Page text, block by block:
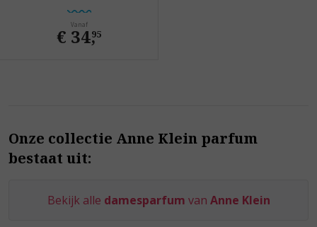
Vanaf
€ 34,
95
Onze collectie Anne Klein parfum
bestaat uit:
Bekijk alle damesparfum van Anne Klein